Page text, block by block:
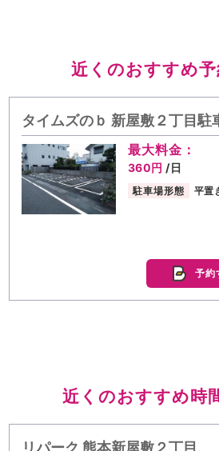
近くのおすすめ
タイムズのｂ 新屋敷２丁目駐
最大料金：
360円 /日
駐車場形態 平置
予約
近くのおすすめ時
リパーク 熊本新屋敷２丁目